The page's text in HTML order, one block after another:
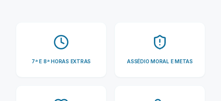
7ª E 8ª HORAS EXTRAS ASSÉDIO MORAL E METAS